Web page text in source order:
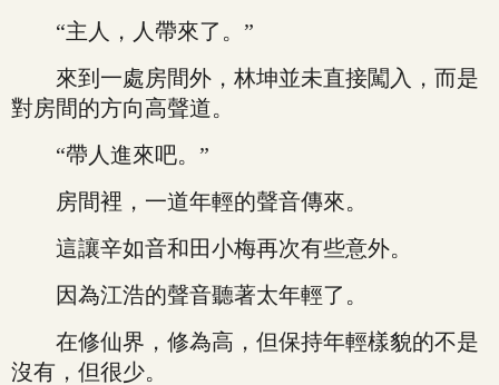
“主人，人帶來了。”
來到一處房間外，林坤並未直接闖入，而是
對房間的方向高聲道。
“帶人進來吧。”
房間裡，一道年輕的聲音傳來。
這讓辛如音和田小梅再次有些意外。
因為江浩的聲音聽著太年輕了。
在修仙界，修為高，但保持年輕樣貌的不是
沒有，但很少。